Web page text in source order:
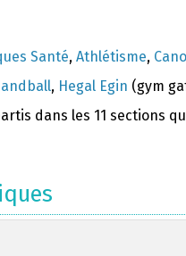
Santé, Athlétisme,
, Hegal Egin (gym
dans les 11 sections